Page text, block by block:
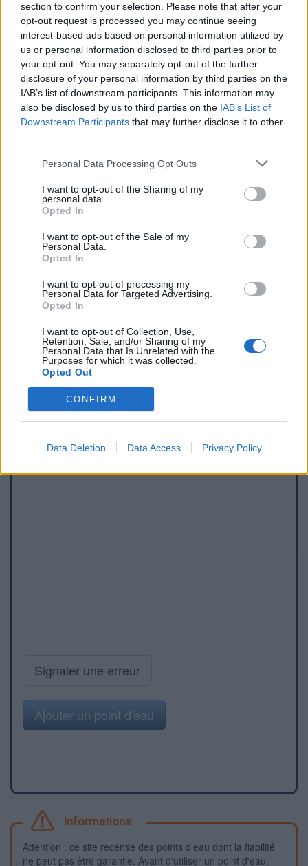
section to confirm your selection. Please note that after your
opt-out request is processed you may continue seeing
interest-based ads based on personal information utilized by
us or personal information disclosed to third parties prior to
your opt-out. You may separately opt-out of the further
disclosure of your personal information by third parties on the
IAB’s list of downstream participants. This information may
also be disclosed by us to third parties on the IAB’s List of
Downstream Participants that may further disclose it to other
Personal Data Processing Opt Outs
I want to opt-out of the Sharing of my
personal data.
Opted In
I want to opt-out of the Sale of my
Personal Data.
Opted In
I want to opt-out of processing my
Personal Data for Targeted Advertising.
Opted In
I want to opt-out of Collection, Use,
Retention, Sale, and/or Sharing of my
Personal Data that Is Unrelated with the
Purposes for which it was collected.
Opted Out
CONFIRM
Data Deletion Data Access Privacy Policy
Afficher la carte
Signaler une erreur
Ajouter un point d'eau
Informations
Attention : ce site recense des points d'eau dont la fiabilité
ne peut pas être garantie. Avant d'utiliser un point d'eau,